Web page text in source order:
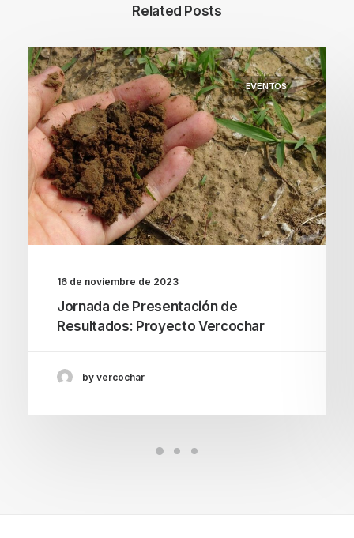
Related Posts
EVENTOS
16 de noviembre de 2023
Jornada de Presentación de
Resultados: Proyecto Vercochar
by vercochar